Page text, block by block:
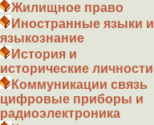
Жилищное право
Иностранные языки и
языкознание
История и
исторические личности
Коммуникации связь
цифровые приборы и
радиоэлектроника